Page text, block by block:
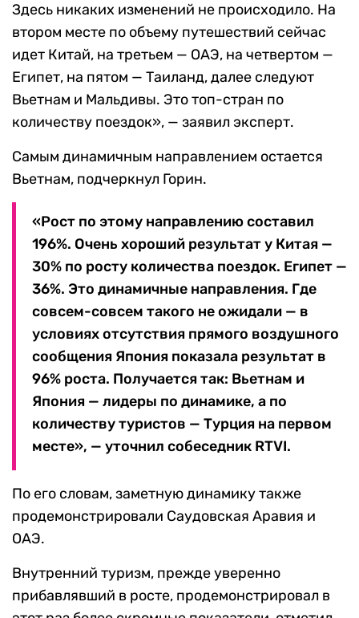
Здесь никаких изменений не происходило. На
втором месте по объему путешествий сейчас
идет Китай, на третьем — ОАЭ, на четвертом —
Египет, на пятом — Таиланд, далее следуют
Вьетнам и Мальдивы. Это топ-стран по
количеству поездок», — заявил эксперт.
Самым динамичным направлением остается
Вьетнам, подчеркнул Горин.
«Рост по этому направлению составил
196%. Очень хороший результат у Китая —
30% по росту количества поездок. Египет —
36%. Это динамичные направления. Где
совсем-совсем такого не ожидали — в
условиях отсутствия прямого воздушного
сообщения Япония показала результат в
96% роста. Получается так: Вьетнам и
Япония — лидеры по динамике, а по
количеству туристов — Турция на первом
месте», — уточнил собеседник RTVI.
По его словам, заметную динамику также
продемонстрировали Саудовская Аравия и
ОАЭ.
Внутренний туризм, прежде уверенно
прибавлявший в росте, продемонстрировал в